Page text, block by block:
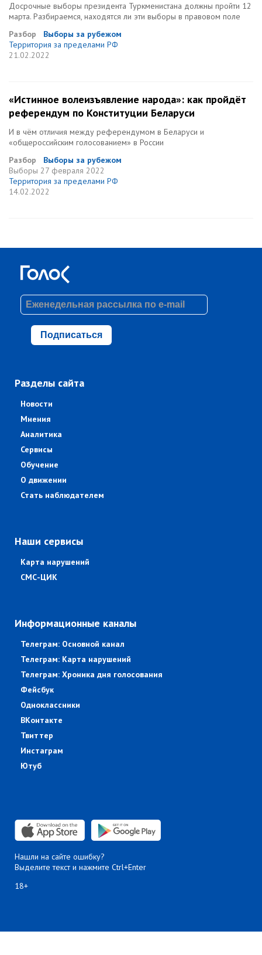
Досрочные выборы президента Туркменистана должны пройти 12
марта. Разбираемся, находятся ли эти выборы в правовом поле
Разбор
Выборы за рубежом
Территория за пределами РФ
21.02.2022
«Истинное волеизъявление народа»: как пройдёт
референдум по Конституции Беларуси
И в чём отличия между референдумом в Беларуси и
«общероссийским голосованием» в России
Разбор
Выборы за рубежом
Выборы 27 февраля 2022
Территория за пределами РФ
14.02.2022
Подписаться
Разделы сайта
Новости
Мнения
Аналитика
Сервисы
Обучение
О движении
Стать наблюдателем
Наши сервисы
Карта нарушений
СМС-ЦИК
Информационные каналы
Телеграм: Основной канал
Телеграм: Карта нарушений
Телеграм: Хроника дня голосования
Фейсбук
Одноклассники
ВКонтакте
Твиттер
Инстаграм
Ютуб
Нашли на сайте ошибку?
Выделите текст и нажмите Ctrl+Enter
18+